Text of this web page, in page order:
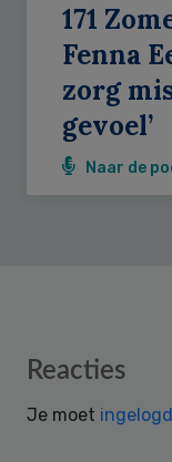
171
Fenna
zorg
gevoel’
Naar de
Reader
Reacties
Je moet